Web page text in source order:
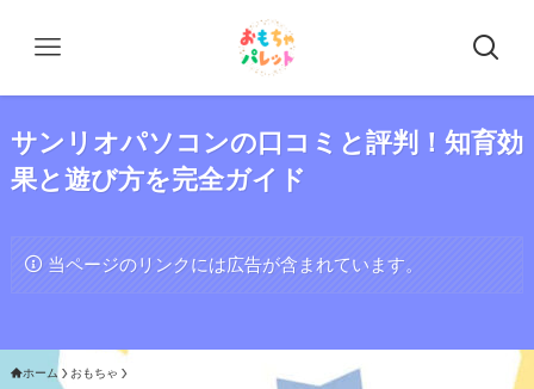
サンリオパソコンの口コミと評判！知育効
果と遊び方を完全ガイド
当ページのリンクには広告が含まれています。
ホーム おもちゃ